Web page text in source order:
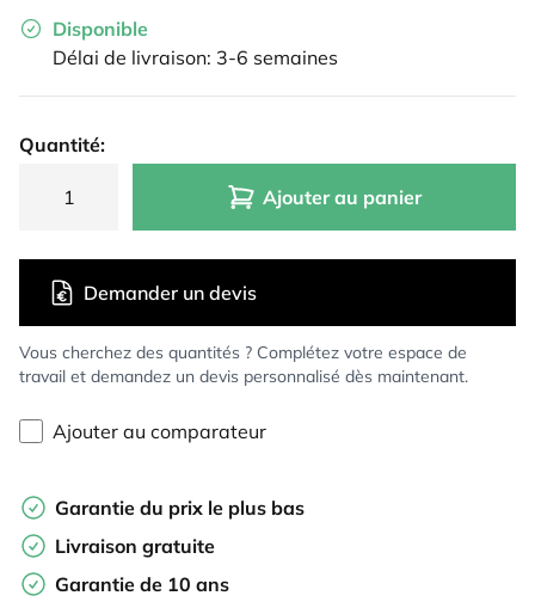
Disponible
Délai de livraison: 3-6 semaines
Quantité:
Ajouter au panier
Vous cherchez des quantités ? Complétez votre espace de
travail et demandez un devis personnalisé dès maintenant.
Demander un devis
Ajouter au comparateur
Garantie du prix le plus bas
Livraison gratuite
Garantie de 10 ans